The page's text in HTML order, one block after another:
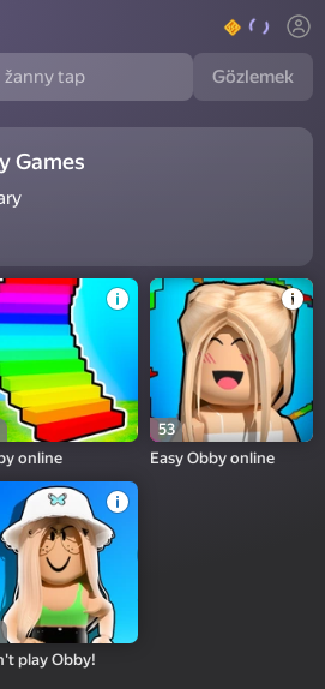
Gözlemek
Games
online
53
Easy Obby online
play Obby!